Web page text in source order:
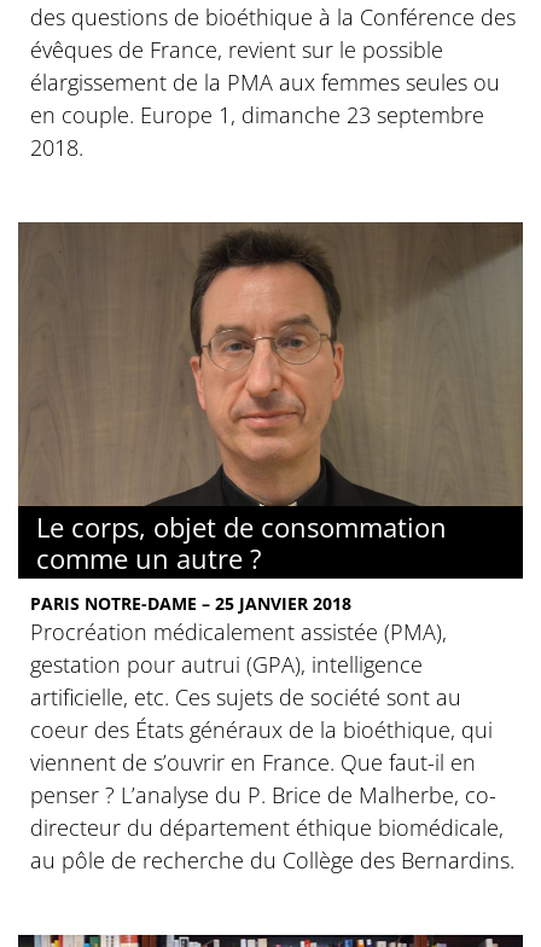
des questions de bioéthique à la Conférence des
évêques de France, revient sur le possible
élargissement de la PMA aux femmes seules ou
en couple. Europe 1, dimanche 23 septembre
2018.
Le corps, objet de consommation
comme un autre ?
PARIS NOTRE-DAME – 25 JANVIER 2018
Procréation médicalement assistée (PMA),
gestation pour autrui (GPA), intelligence
artificielle, etc. Ces sujets de société sont au
coeur des États généraux de la bioéthique, qui
viennent de s’ouvrir en France. Que faut-il en
penser ? L’analyse du P. Brice de Malherbe, co-
directeur du département éthique biomédicale,
au pôle de recherche du Collège des Bernardins.